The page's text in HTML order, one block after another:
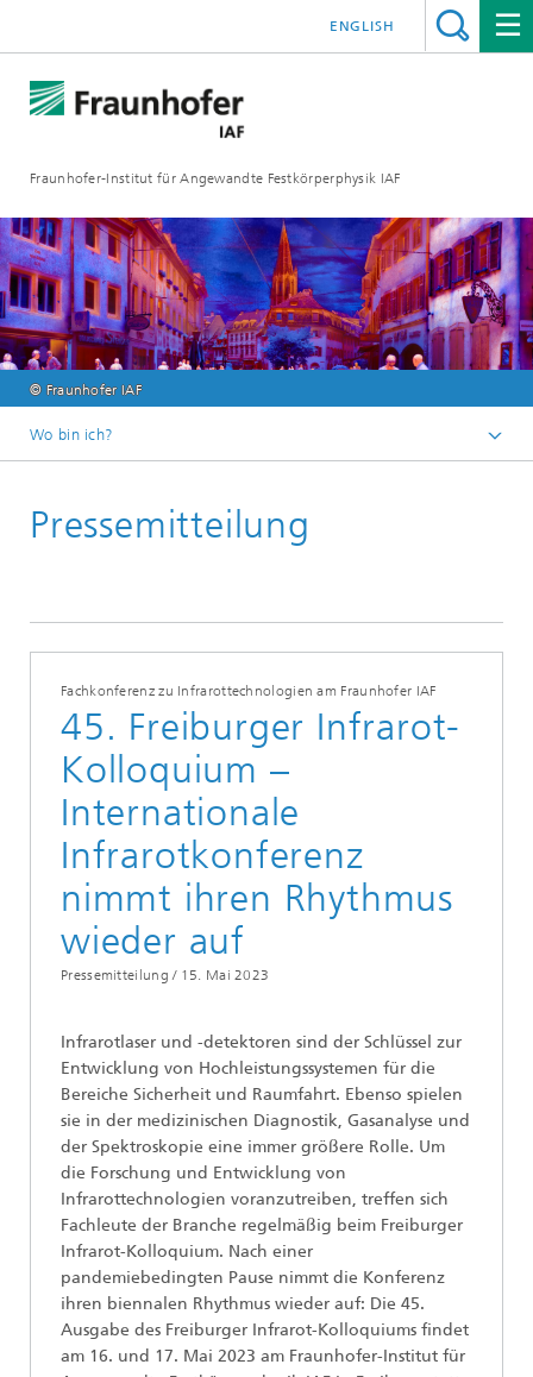
Fraunhofer-Institut für Angewandte Festkörperphysik IAF
ENGLISH
© Fraunhofer IAF
Wo bin ich?
Pressemitteilung
Fachkonferenz zu Infrarottechnologien am Fraunhofer IAF
45. Freiburger Infrarot-
Kolloquium –
Internationale
Infrarotkonferenz
nimmt ihren Rhythmus
wieder auf
Pressemitteilung / 15. Mai 2023
Infrarotlaser und -detektoren sind der Schlüssel zur
Entwicklung von Hochleistungssystemen für die
Bereiche Sicherheit und Raumfahrt. Ebenso spielen
sie in der medizinischen Diagnostik, Gasanalyse und
der Spektroskopie eine immer größere Rolle. Um
die Forschung und Entwicklung von
Infrarottechnologien voranzutreiben, treffen sich
Fachleute der Branche regelmäßig beim Freiburger
Infrarot-Kolloquium. Nach einer
pandemiebedingten Pause nimmt die Konferenz
ihren biennalen Rhythmus wieder auf: Die 45.
Ausgabe des Freiburger Infrarot-Kolloquiums findet
am 16. und 17. Mai 2023 am Fraunhofer-Institut für